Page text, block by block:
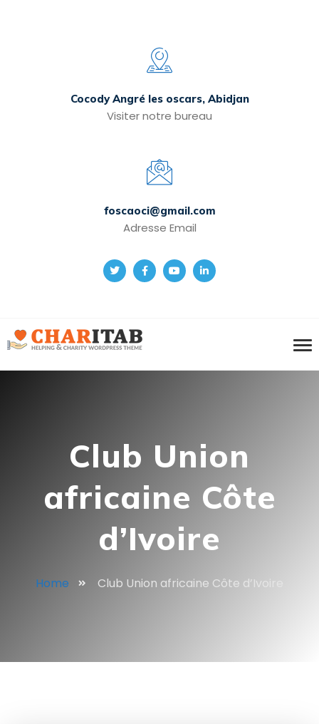
Cocody Angré les oscars, Abidjan
Visiter notre bureau
foscaoci@gmail.com
Adresse Email
Club Union
africaine Côte
d’Ivoire
Home Club Union africaine Côte d’Ivoire